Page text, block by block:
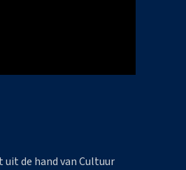
de hand van Cultuur